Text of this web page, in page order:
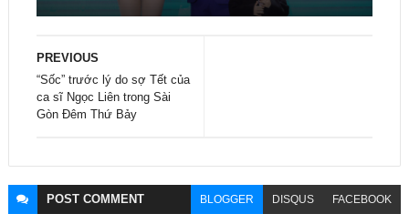
PREVIOUS
“Sốc” trước lý do sợ Tết của
ca sĩ Ngọc Liên trong Sài
Gòn Đêm Thứ Bảy
POST COMMENT BLOGGER DISQUS FACEBOOK